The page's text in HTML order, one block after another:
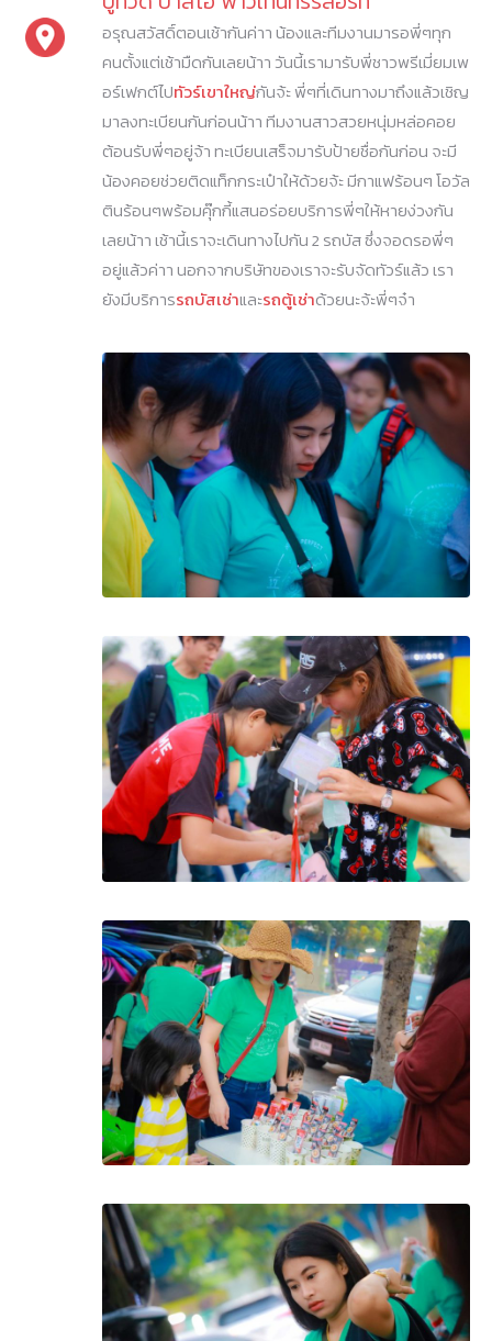
อรุณสวัสดิ์ตอนเช้ากันค่าา น้องและทีมงานมารอพี่ๆทุก
คนตั้งแต่เช้ามืดกันเลยน้าา วันนี้เรามารับพี่ชาวพรีเมี่ยมเพ
อร์เฟกต์ไปทัวร์เขาใหญ่กันจ้ะ พี่ๆที่เดินทางมาถึงแล้วเชิญ
มาลงทะเบียนกันก่อนน้าา ทีมงานสาวสวยหนุ่มหล่อคอย
ต้อนรับพี่ๆอยู่จ้า ทะเบียนเสร็จมารับป้ายชื่อกันก่อน จะมี
น้องคอยช่วยติดแท็กกระเป๋าให้ด้วยจ้ะ มีกาแฟร้อนๆ โอวัล
ตินร้อนๆพร้อมคุ๊กกี้แสนอร่อยบริการพี่ๆให้หายง่วงกัน
เลยน้าา เช้านี้เราจะเดินทางไปกัน 2 รถบัส ซึ่งจอดรอพี่ๆ
อยู่แล้วค่าา นอกจากบริษัทของเราจะรับจัดทัวร์แล้ว เรา
ยังมีบริการรถบัสเช่าและรถตู้เช่าด้วยนะจ้ะพี่ๆจ๋า